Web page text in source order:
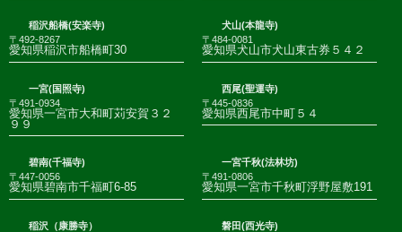
稲沢船橋(安楽寺)
〒492-8267
愛知県稲沢市船橋町30
犬山(本龍寺)
〒484-0081
愛知県犬山市犬山東古券５４２
一宮(国照寺)
〒491-0934
愛知県一宮市大和町苅安賀３２
９９
西尾(聖運寺)
〒445-0836
愛知県西尾市中町５４
碧南(千福寺)
〒447-0056
愛知県碧南市千福町6-85
一宮千秋(法林坊)
〒491-0806
愛知県一宮市千秋町浮野屋敷191
稲沢（康勝寺）
磐田(西光寺)